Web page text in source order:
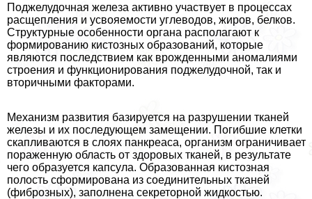
Поджелудочная железа активно участвует в процессах
расщепления и усвояемости углеводов, жиров, белков.
Структурные особенности органа располагают к
формированию кистозных образований, которые
являются последствием как врожденными аномалиями
строения и функционирования поджелудочной, так и
вторичными факторами.
Механизм развития базируется на разрушении тканей
железы и их последующем замещении. Погибшие клетки
скапливаются в слоях панкреаса, организм ограничивает
пораженную область от здоровых тканей, в результате
чего образуется капсула. Образованная кистозная
полость сформирована из соединительных тканей
(фиброзных), заполнена секреторной жидкостью.